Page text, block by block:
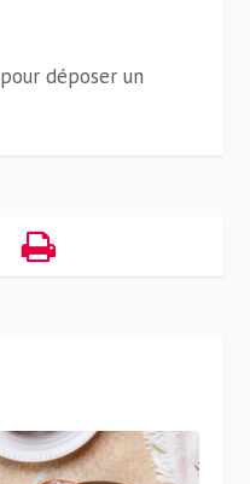
pour déposer un